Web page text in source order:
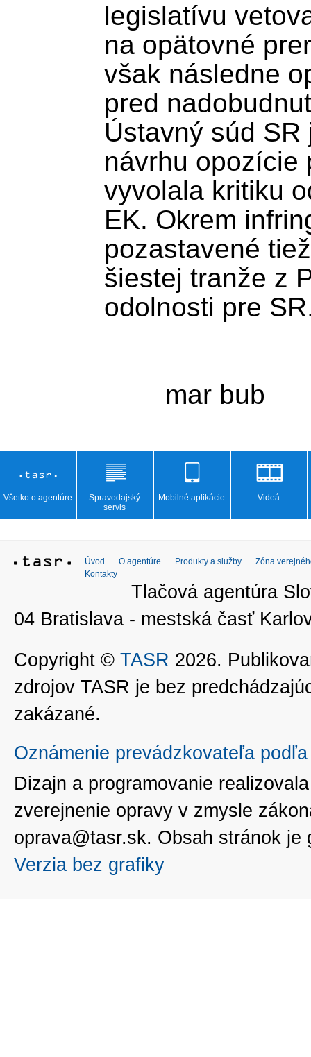
legislatívu
na opätovné
však následne
pred
Ústavný súd
návrhu opozície
vyvolala kritiku
EK. Okrem
pozastavené
šiestej tranže z
odolnosti pre
Všetko o agentúre
Spravodajský
servis
Mobilné aplikácie Videá
Úvod O agentúre Produkty a služby
Zóna
Kontakty
Tlačová agentúra
04 Bratislava - mestská časť
Copyright © TASR 2026.
zdrojov TASR je bez
zakázané.
Oznámenie prevádzkovateľa
Dizajn a programovanie
zverejnenie opravy v zmysle
oprava@tasr.sk. Obsah stránok
Verzia bez grafiky